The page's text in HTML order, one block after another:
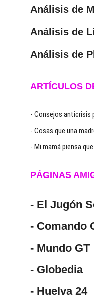
Análisis de
Análisis de
Análisis de
ARTÍCULOS
- Consejos anticrisis
- Cosas que una
- Mi mamá piensa
PÁGINAS
- El Jugón
- Comando
- Mundo GT
- Globedia
- Huelva 24